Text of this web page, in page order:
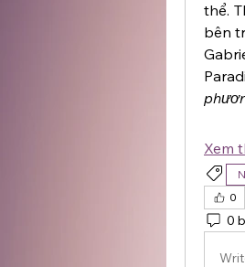
thể.
bên
Xem
0
0